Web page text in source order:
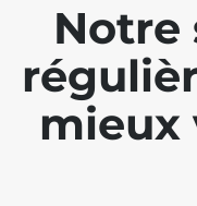
Notre
mieux